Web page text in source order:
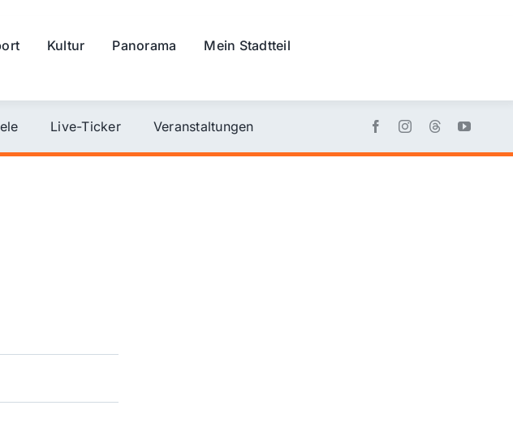
Kultur Panorama
Mein Stadtteil
Live-Ticker Veranstaltungen